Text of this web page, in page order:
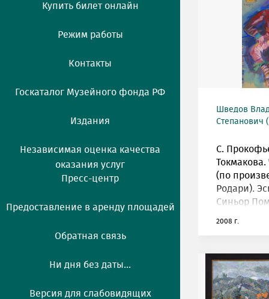
Купить билет онлайн
Режим работы
Контакты
Госкаталог Музейного фонда РФ
Издания
Независимая оценка качества
оказания услуг
Пресс-центр
Предоставление в аренду площадей
Обратная связь
Ни дня без даты...
Версия для слабовидящих
Шведов
Степанович
С.
(по
Родари).
Синьор
2008 г.